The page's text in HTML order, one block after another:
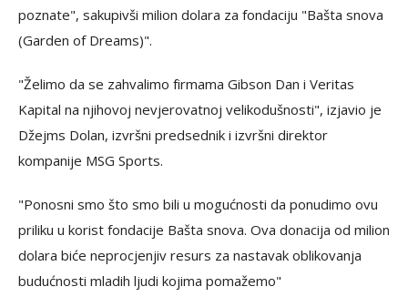
poznate", sakupivši milion dolara za fondaciju "Bašta snova
(Garden of Dreams)".
"Želimo da se zahvalimo firmama Gibson Dan i Veritas
Kapital na njihovoj nevjerovatnoj velikodušnosti", izjavio je
Džejms Dolan, izvršni predsednik i izvršni direktor
kompanije MSG Sports.
"Ponosni smo što smo bili u mogućnosti da ponudimo ovu
priliku u korist fondacije Bašta snova. Ova donacija od milion
dolara biće neprocjenjiv resurs za nastavak oblikovanja
budućnosti mladih ljudi kojima pomažemo"